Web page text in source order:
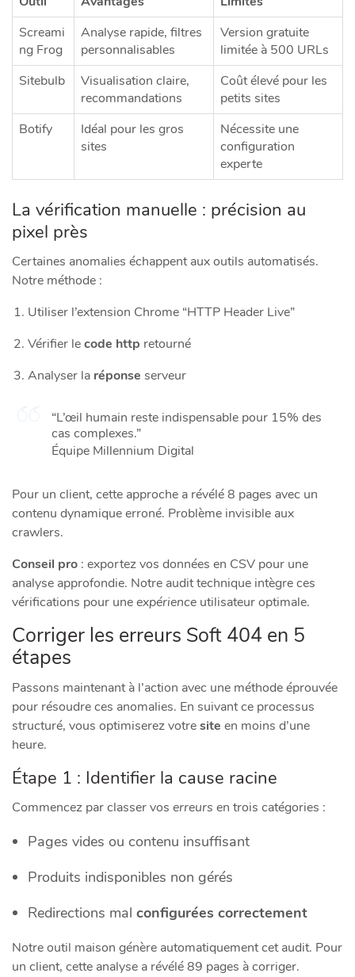
Screami
ng Frog
Analyse rapide, filtres
personnalisables
Version gratuite
limitée à 500 URLs
Sitebulb
Visualisation claire,
recommandations
Coût élevé pour les
petits sites
Botify
Idéal pour les gros
sites
Nécessite une
configuration
experte
La vérification manuelle : précision au
pixel près
Certaines anomalies échappent aux outils automatisés.
Notre méthode :
Utiliser l’extension Chrome “HTTP Header Live”
Vérifier lecode http retourné
Analyser la réponse serveur
“L’œil humain reste indispensable pour 15% des
cas complexes.”
Équipe Millennium Digital
Pour un client, cette approche a révélé 8 pages avec un
contenu dynamique erroné. Problème invisible aux
crawlers.
Conseil pro : exportez vos données en CSV pour une
analyse approfondie. Notre audit technique intègre ces
vérifications pour uneexpérience utilisateur optimale.
Corriger les erreurs Soft 404 en 5
étapes
Passons maintenant à l’action avec une méthode éprouvée
pour résoudre ces anomalies. En suivant ce processus
structuré, vous optimiserez votresite en moins d’une
heure.
Étape 1 : Identifier la cause racine
Commencez par classer vos erreurs en trois catégories :
Pages vides ou contenu insuffisant
Produits indisponibles non gérés
Redirections mal configurées correctement
Notre outil maison génère automatiquement cet audit. Pour
un client, cette analyse a révélé 89 pages à corriger.